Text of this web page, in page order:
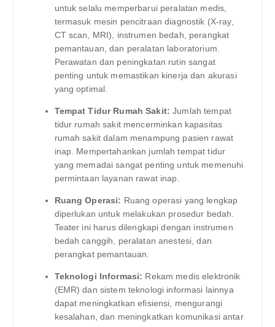
untuk selalu memperbarui peralatan medis,
termasuk mesin pencitraan diagnostik (X-ray,
CT scan, MRI), instrumen bedah, perangkat
pemantauan, dan peralatan laboratorium.
Perawatan dan peningkatan rutin sangat
penting untuk memastikan kinerja dan akurasi
yang optimal.
Tempat Tidur Rumah Sakit: Jumlah tempat
tidur rumah sakit mencerminkan kapasitas
rumah sakit dalam menampung pasien rawat
inap. Mempertahankan jumlah tempat tidur
yang memadai sangat penting untuk memenuhi
permintaan layanan rawat inap.
Ruang Operasi: Ruang operasi yang lengkap
diperlukan untuk melakukan prosedur bedah.
Teater ini harus dilengkapi dengan instrumen
bedah canggih, peralatan anestesi, dan
perangkat pemantauan.
Teknologi Informasi: Rekam medis elektronik
(EMR) dan sistem teknologi informasi lainnya
dapat meningkatkan efisiensi, mengurangi
kesalahan, dan meningkatkan komunikasi antar